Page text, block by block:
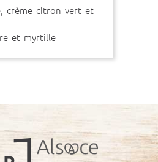
crème citron vert et
et myrtille